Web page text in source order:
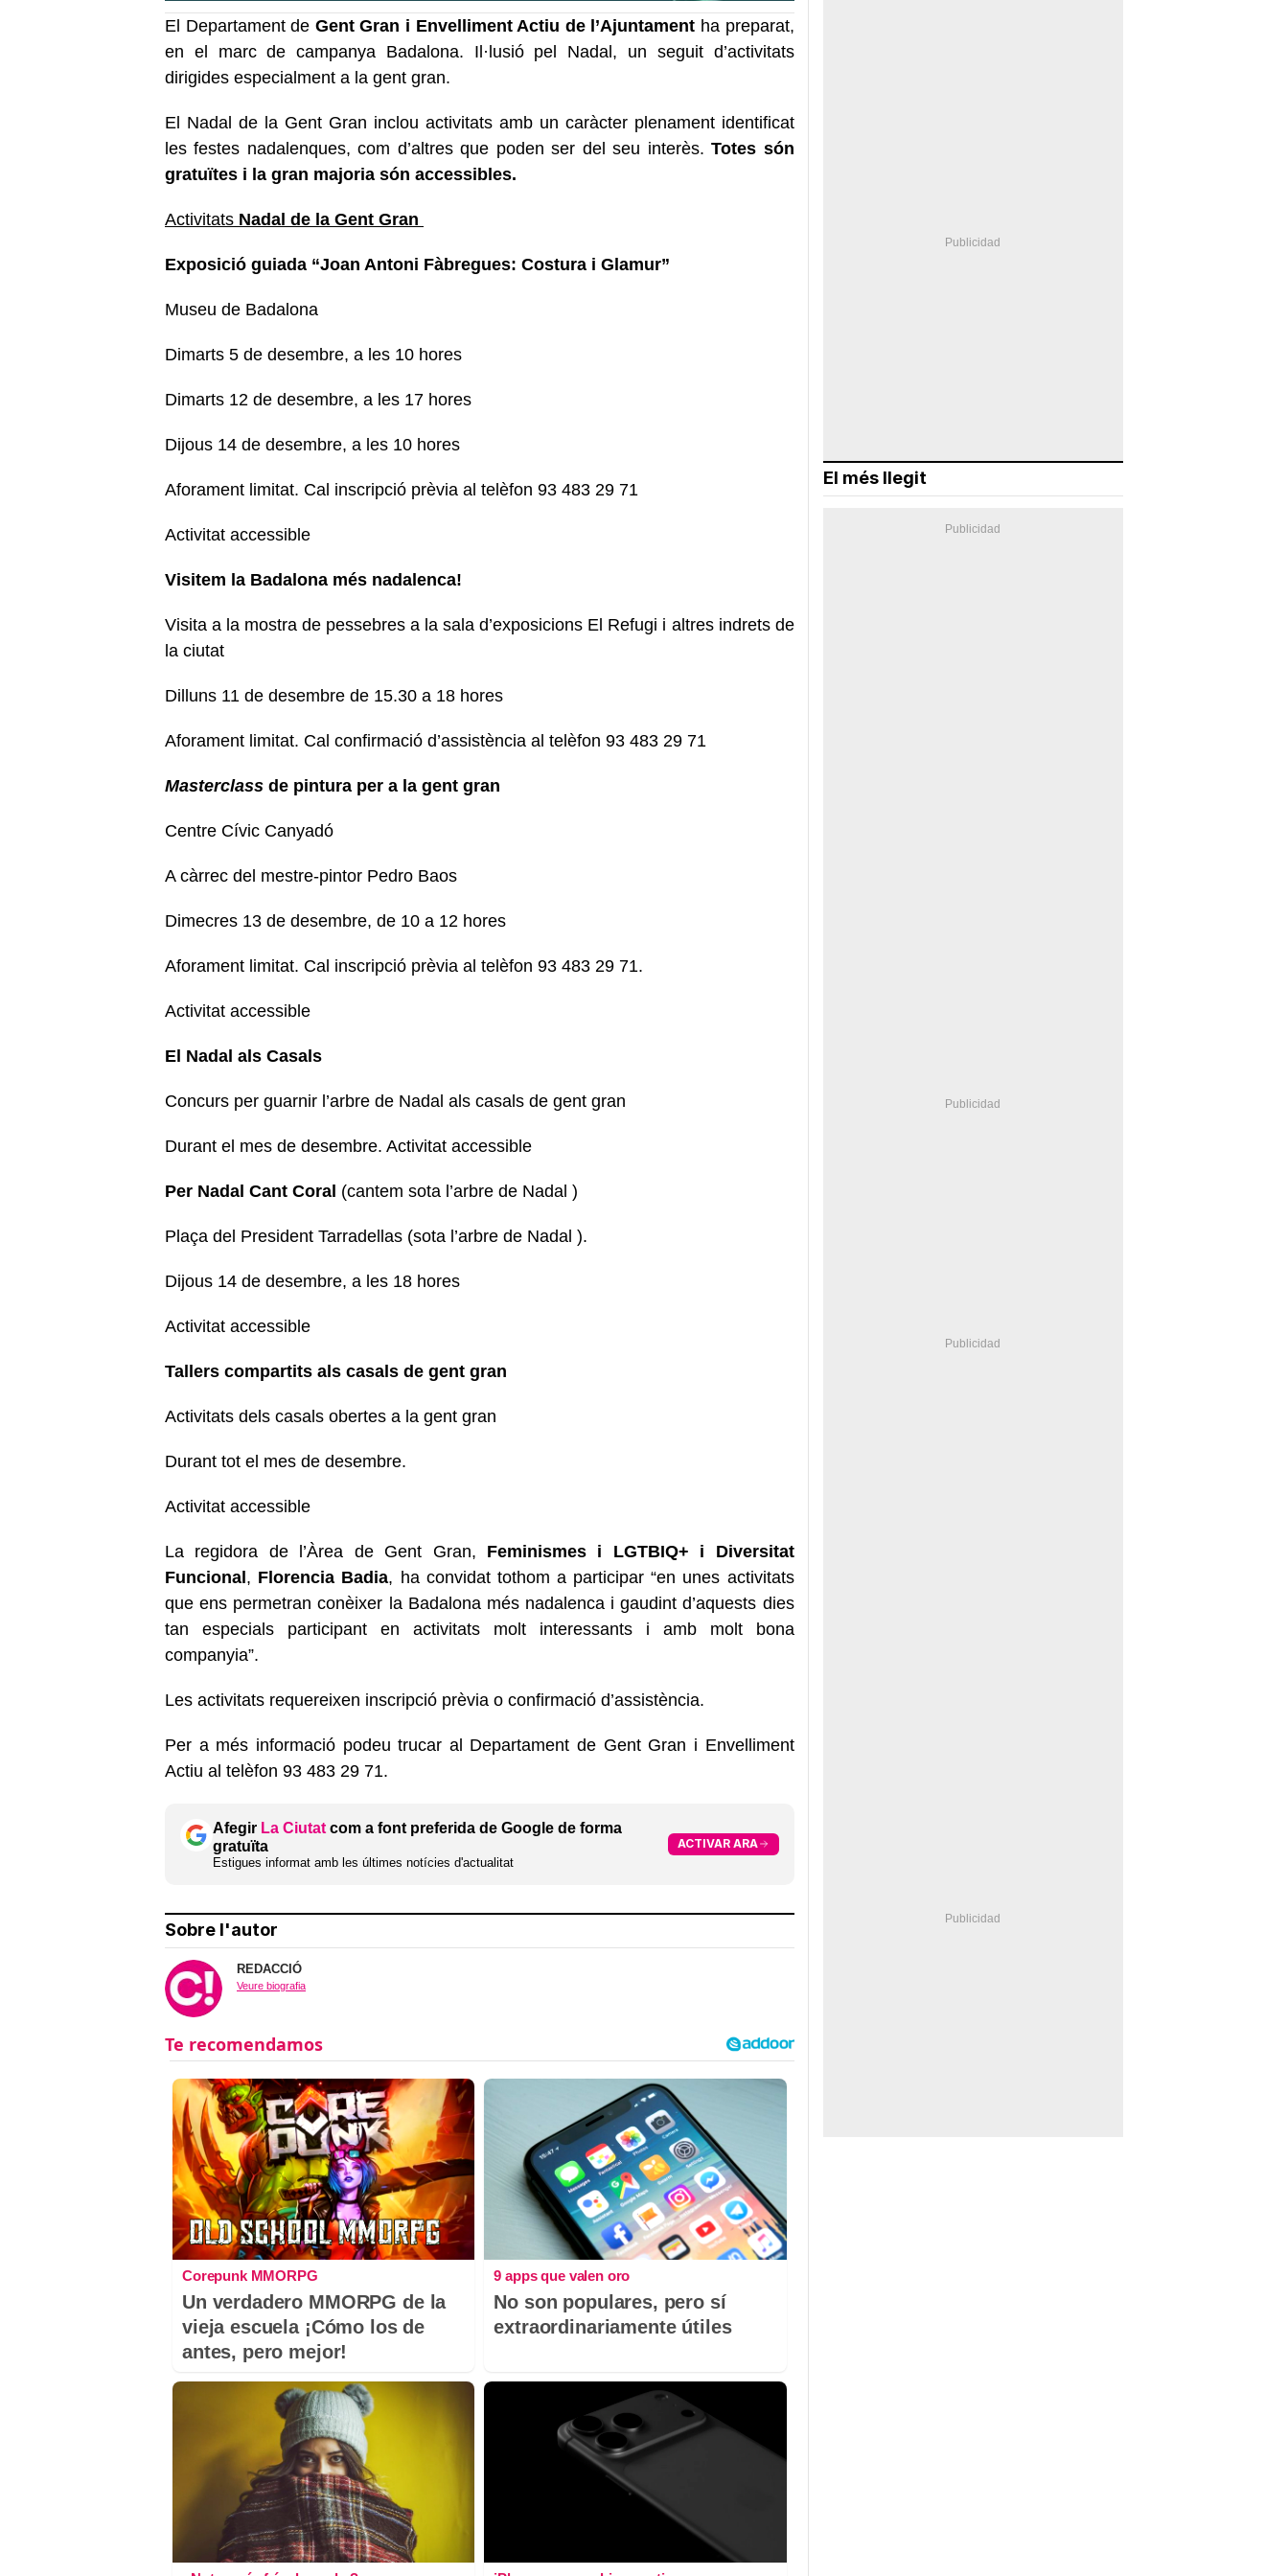
El Departament de Gent Gran i Envelliment Actiu de l’Ajuntament ha preparat,
en el marc de campanya Badalona. Il·lusió pel Nadal, un seguit d’activitats
dirigides especialment a la gent gran.
El Nadal de la Gent Gran inclou activitats amb un caràcter plenament identificat
les festes nadalenques, com d’altres que poden ser del seu interès.Totes són
gratuïtes i la gran majoria són accessibles.
Activitats Nadal de la Gent Gran
Exposició guiada “Joan Antoni Fàbregues: Costura i Glamur”
Museu de Badalona
Dimarts 5 de desembre, a les 10 hores
Dimarts 12 de desembre, a les 17 hores
Dijous 14 de desembre, a les 10 hores
Aforament limitat. Cal inscripció prèvia al telèfon 93 483 29 71
Activitat accessible
Visitem la Badalona més nadalenca!
Visita a la mostra de pessebres a la sala d’exposicions El Refugi i altres indrets de
la ciutat
Dilluns 11 de desembre de 15.30 a 18 hores
Aforament limitat. Cal confirmació d’assistència al telèfon 93 483 29 71
Masterclass de pintura per a la gent gran
Centre Cívic Canyadó
A càrrec del mestre-pintor Pedro Baos
Dimecres 13 de desembre, de 10 a 12 hores
Aforament limitat. Cal inscripció prèvia al telèfon 93 483 29 71.
Activitat accessible
El Nadal als Casals
Concurs per guarnir l’arbre de Nadal als casals de gent gran
Durant el mes de desembre. Activitat accessible
Per Nadal Cant Coral (cantem sota l’arbre de Nadal )
Plaça del President Tarradellas (sota l’arbre de Nadal ).
Dijous 14 de desembre, a les 18 hores
Activitat accessible
Tallers compartits als casals de gent gran
Activitats dels casals obertes a la gent gran
Durant tot el mes de desembre.
Activitat accessible
La regidora de l’Àrea de Gent Gran, Feminismes i LGTBIQ+ i Diversitat
Funcional, Florencia Badia, ha convidat tothom a participar “en unes activitats
que ens permetran conèixer la Badalona més nadalenca i gaudint d’aquests dies
tan especials participant en activitats molt interessants i amb molt bona
companyia”.
Les activitats requereixen inscripció prèvia o confirmació d’assistència.
Per a més informació podeu trucar al Departament de Gent Gran i Envelliment
Actiu al telèfon 93 483 29 71.
Afegir La Ciutat com a font preferida de Google de forma
gratuïta
Estigues informat amb les últimes notícies d'actualitat
ACTIVAR ARA
Sobre l'autor
REDACCIÓ
Veure biografia
Corepunk MMORPG
Un verdadero MMORPG de la
vieja escuela ¡Cómo los de
antes, pero mejor!
9 apps que valen oro
No son populares, pero sí
extraordinariamente útiles
El més llegit